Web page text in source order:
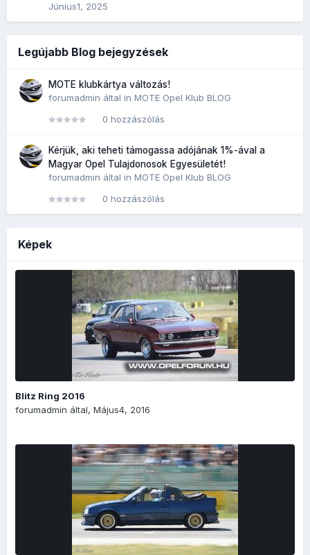
Június1, 2025
Legújabb Blog bejegyzések
MOTE klubkártya változás!
forumadmin által in MOTE Opel Klub BLOG
0 hozzászólás
Kérjük, aki teheti támogassa adójának 1%-ával a
Magyar Opel Tulajdonosok Egyesületét!
forumadmin által in MOTE Opel Klub BLOG
0 hozzászólás
Képek
Blitz Ring 2016
forumadmin által, Május4, 2016